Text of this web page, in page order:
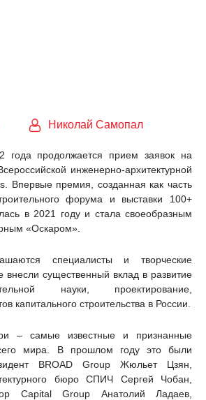
Николай Самопал
года продолжается прием заявок на
инженерно-архитектурной
Впервые премия, созданная как часть
форума и выставки 100+
в 2021 году и стала своеобразным
«Оскаром».
специалисты и творческие
внесли существенный вклад в развитие
науки, проектирование,
капитального строительства в России.
– самые известные и признанные
мира. В прошлом году это были
BROAD Group Жюльет Цзян,
бюро СПИЧ Сергей Чобан,
Capital Group Анатолий Ладаев,